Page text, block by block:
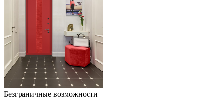
Безграничные возможности